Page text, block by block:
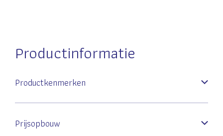
Productinformatie
Productkenmerken
Prijsopbouw